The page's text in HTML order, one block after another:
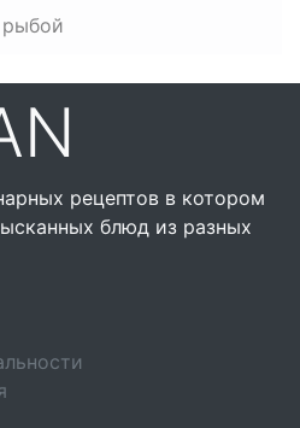
рецептов в котором
блюд из разных